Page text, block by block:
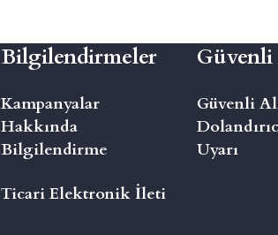
Bilgilendirmeler
Kampanyalar
Hakkında
Bilgilendirme
Ticari Elektronik İleti
Güvenli
Güvenli
Uyarı